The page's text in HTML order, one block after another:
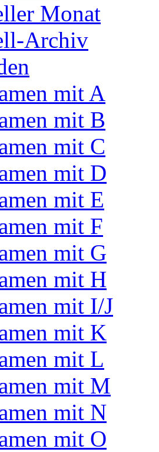
Monat
Archiv
mit A
mit B
mit C
mit D
mit E
mit F
mit G
mit H
mit I/J
mit K
mit L
mit M
mit N
mit O